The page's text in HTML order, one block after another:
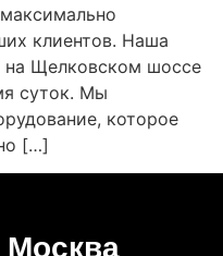
клиентов. Наша
на Щелковском шоссе
суток. Мы
которое
[…]
Москва